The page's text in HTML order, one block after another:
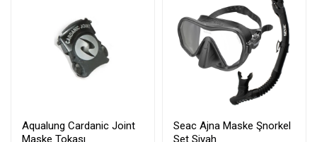
Aqualung Cardanic Joint
Maske Tokası
Seac Ajna Maske Şnorkel
Set Siyah